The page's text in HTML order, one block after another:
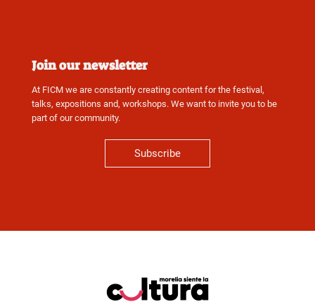
Join our newsletter
At FICM we are constantly creating content for the festival,
talks, expositions and, workshops. We want to invite you to be
part of our community.
Subscribe